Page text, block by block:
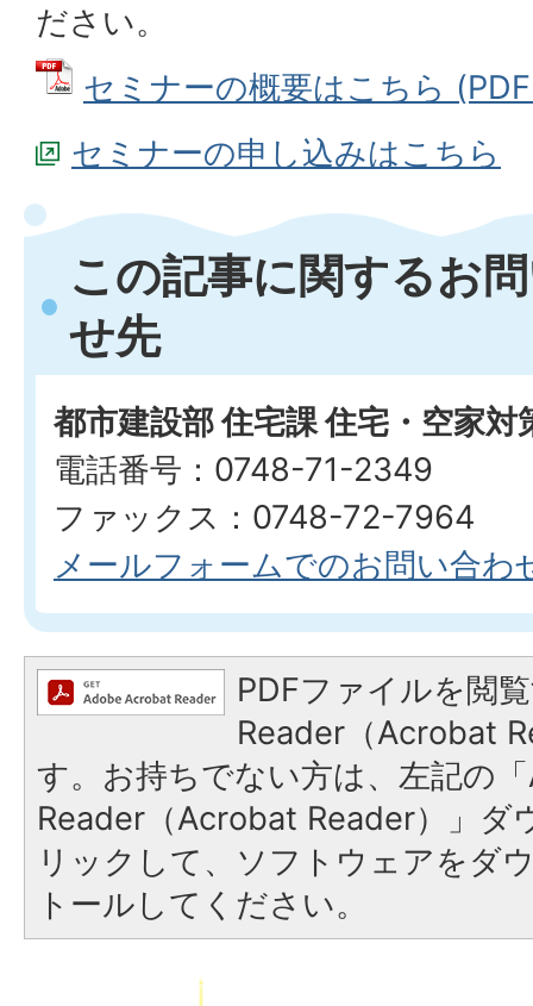
ださい。
セミナーの概要はこちら
セミナーの申し込みはこちら
この記事に関するお
せ先
都市建設部 住宅課 住宅・空家対
電話番号：0748-71-2349
ファックス：0748-72-7964
メールフォームでのお問い合わ
PDFファイルを閲
Reader（Acrobat
す。お持ちでない方は、左記の
Reader（Acrobat Reader）」ダ
リックして、ソフトウェアをダ
トールしてください。